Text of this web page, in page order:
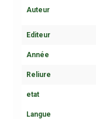
Auteur
Editeur
Année
Reliure
etat
Langue